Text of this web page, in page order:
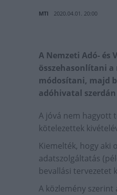
MTI 2020.04.01. 20:00
A Nemzeti Adó- és
összehasonlítani
módosítani, majd
adóhivatal szerdán
A jóvá nem hagyott
kötelezettek
Kiemelték, hogy aki
adatszolgáltatás
bevallási tervezetet
A közlemény szerint